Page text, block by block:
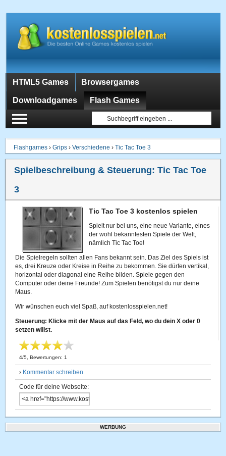
HTML5 Games Browsergames
Downloadgames Flash Games
Flashgames ›Grips ›Verschiedene ›Tic Tac Toe 3
Spielbeschreibung & Steuerung:Tic Tac Toe
3
Tic Tac Toe 3 kostenlos spielen
Spielt nur bei uns, eine neue Variante, eines
der wohl bekanntesten Spiele der Welt,
nämlich Tic Tac Toe!
Die Spielregeln sollten allen Fans bekannt sein. Das Ziel des Spiels ist
es, drei Kreuze oder Kreise in Reihe zu bekommen. Sie dürfen vertikal,
horizontal oder diagonal eine Reihe bilden. Spiele gegen den
Computer oder deine Freunde! Zum Spielen benötigst du nur deine
Maus.
Wir wünschen euch viel Spaß, auf kostenlosspielen.net!
Steuerung: Klicke mit der Maus auf das Feld, wo du dein X oder 0
setzen willst.
4/5 , Bewertungen: 1
› Kommentar schreiben
Code für deine Webseite:
WERBUNG